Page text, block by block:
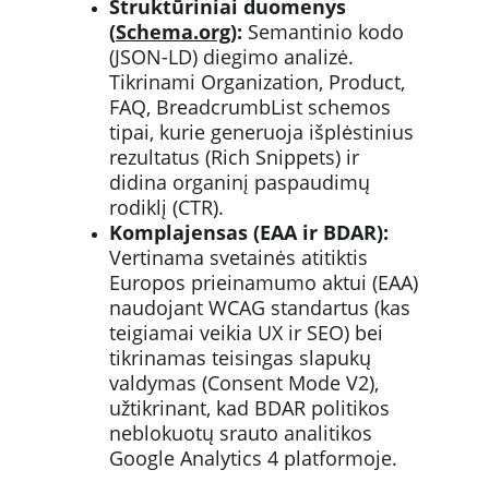
Struktūriniai duomenys
(Schema.org): Semantinio kodo
(JSON-LD) diegimo analizė.
Tikrinami Organization, Product,
FAQ, BreadcrumbList schemos
tipai, kurie generuoja išplėstinius
rezultatus (Rich Snippets) ir
didina organinį paspaudimų
rodiklį (CTR).
Komplajensas (EAA ir BDAR):
Vertinama svetainės atitiktis
Europos prieinamumo aktui (EAA)
naudojant WCAG standartus (kas
teigiamai veikia UX ir SEO) bei
tikrinamas teisingas slapukų
valdymas (Consent Mode V2),
užtikrinant, kad BDAR politikos
neblokuotų srauto analitikos
Google Analytics 4 platformoje.